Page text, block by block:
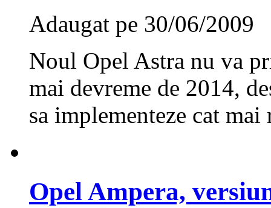
Adaugat pe 30/06/2009
Noul Opel Astra nu va
mai devreme de 2014,
sa implementeze cat
Opel Ampera,